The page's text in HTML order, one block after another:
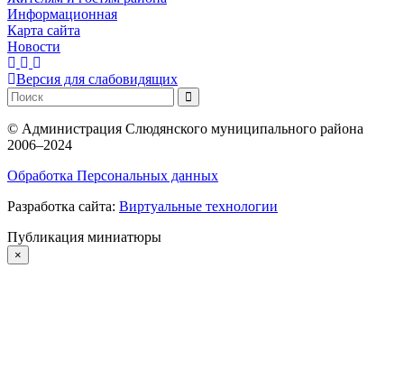
Информационная
Карта сайта
Новости
Версия для слабовидящих
© Администрация Слюдянского муниципального района
2006–2024
Обработка Персональных данных
Разработка сайта: Виртуальные технологии
Публикация миниатюры
×